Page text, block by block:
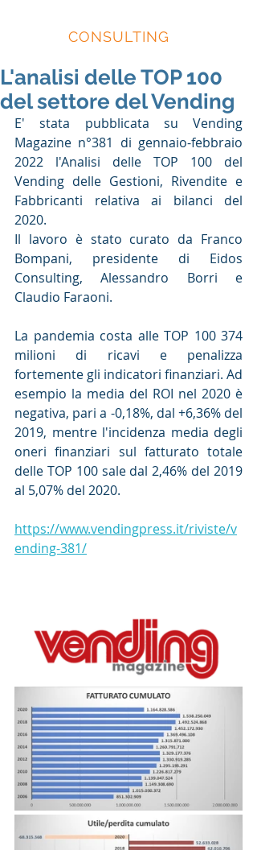
CONSULTING
L'analisi delle TOP 100
del settore del Vending
E' stata pubblicata su Vending
Magazine n°381 di gennaio-febbraio
2022 l'Analisi delle TOP 100 del
Vending delle Gestioni, Rivendite e
Fabbricanti relativa ai bilanci del
2020.
Il lavoro è stato curato da Franco
Bompani, presidente di Eidos
Consulting, Alessandro Borri e
Claudio Faraoni.
La pandemia costa alle TOP 100 374
milioni di ricavi e penalizza
fortemente gli indicatori finanziari. Ad
esempio la media del ROI nel 2020 è
negativa, pari a -0,18%, dal +6,36% del
2019, mentre l'incidenza media degli
oneri finanziari sul fatturato totale
delle TOP 100 sale dal 2,46% del 2019
al 5,07% del 2020.
https://www.vendingpress.it/riviste/v
ending-381/